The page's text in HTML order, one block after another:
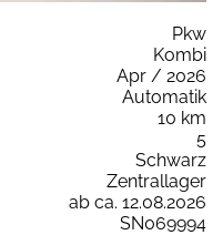
Pkw
Kombi
Apr / 2026
Automatik
10 km
5
Schwarz
Zentrallager
ab ca. 12.08.2026
SN069994